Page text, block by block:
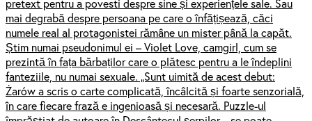
pretext pentru a povesti despre sine și experiențele sale. Sau
mai degrabă despre persoana pe care o înfățișează, căci
numele real al protagonistei rămâne un mister până la capăt.
Știm numai pseudonimul ei – Violet Love, camgirl, cum se
prezintă în fața bărbaților care o plătesc pentru a le îndeplini
fanteziile, nu numai sexuale. „Sunt uimită de acest debut:
Żarów a scris o carte complicată, încâlcită și foarte senzorială,
în care fiecare frază e ingenioasă și necesară. Puzzle-ul